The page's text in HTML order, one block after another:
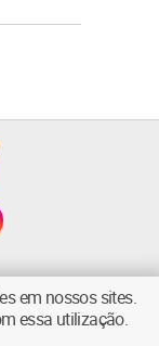
em nossos sites.
essa utilização.